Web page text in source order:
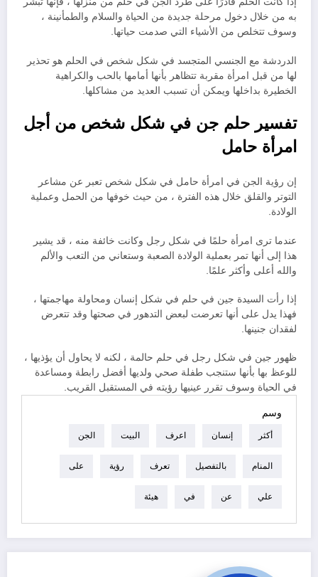
به من خلال دخول مرحلة جديدة من الحياة والسلام والطمأنينة ،
وسوف تتخلص من الأشياء التي صدمت حياتها.
الدردشة مع الجنسي المتجسد في شكل شخص في الحلم هو تحذير
لها من قبل امرأة مقربة تتظاهر بأنها أمامها بالحب والكراهية
الخطيرة بداخلها ويمكن أن تسبب العديد من مشاكلها.
تفسير حلم جن في شكل شخص من أجل
امرأة حامل
إن رؤية الجن في امرأة حامل في شكل شخص تعبر عن مشاعر
التوتر والقلق خلال هذه الفترة ، من حيث خوفها من الحمل وعملية
الولادة.
عندما ترى امرأة حلمًا في شكل رجل وكانت خائفة منه ، قد يشير
هذا إلى أنها تمر بعملية الولادة الصعبة وستعاني من التعب والألم
والله أعلى وأكثر علمًا.
إذا رأت السيدة جين في حلم في شكل إنسان ومحاولة مهاجمتها ،
فهذا يدل على أنها تعرضت لبعض التدهور في صحتها وقد تتعرض
لفقدان جنينها.
ظهور جين في شكل رجل في حلم حالمة ، لكنه لا يحاول أن يؤذيها ،
للوعظ بها بأنها ستنجب طفلة صحي ولديها أفضل رابطة ومساعدة
في الحياة وسوف تقرر عينيها رؤيته في المستقبل القريب.
وسم
أكثر إنسان اعرف البيت الجن
المنام بالتفصيل تعرف رؤية على
علي عن في هيئة